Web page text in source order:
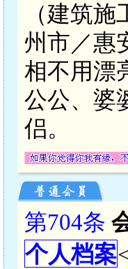
（建筑
州市／惠
相不用漂
公公、婆
侣。
第704条
个人档案